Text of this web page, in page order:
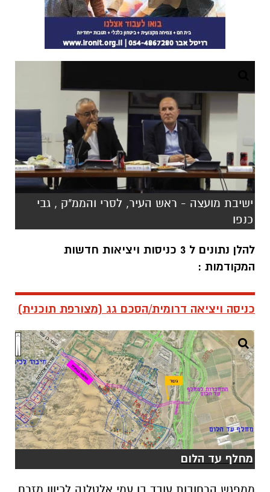
ישיבת מועצה - ראש העיר, לסרי והממ"ק , גבי
כנפו
להלן נתונים ל 3 כניסות ויציאות חדשות
המקודמות :
כניסה ויציאה דרומית/הסכם גג (מצורפת תוכנית)
מחלף עד הלום